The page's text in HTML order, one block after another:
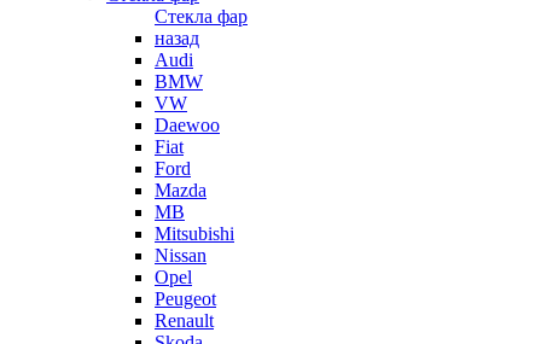
Стекла фар
назад
Audi
BMW
VW
Daewoo
Fiat
Ford
Mazda
MB
Mitsubishi
Nissan
Opel
Peugeot
Renault